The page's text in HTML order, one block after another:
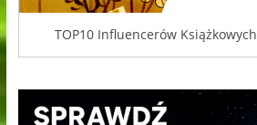
TOP10 Influencerów Książkowych